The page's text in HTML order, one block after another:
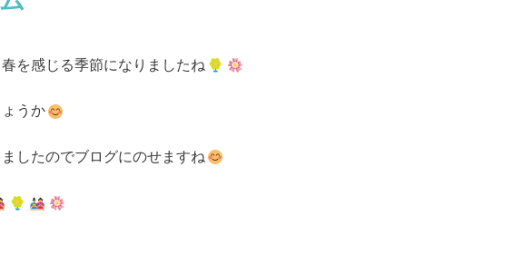
を感じる季節になりましたね
うか
したのでブログにのせますね